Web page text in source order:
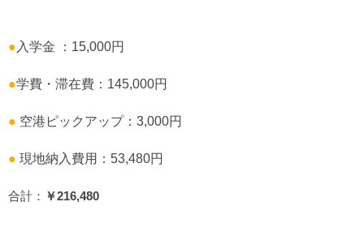
● 入学金 ：15,000円
●学費・滞在費：145,000円
● 空港ピックアップ：3,000円
● 現地納入費用：53,480円
合計： ￥216,480